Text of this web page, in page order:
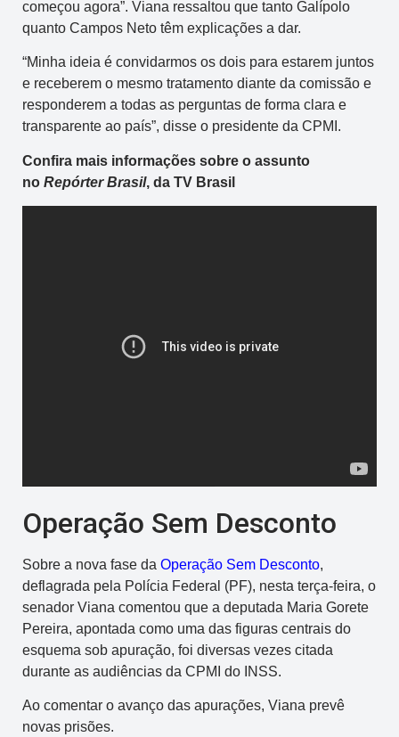
começou agora”. Viana ressaltou que tanto Galípolo
quanto Campos Neto têm explicações a dar.
“Minha ideia é convidarmos os dois para estarem juntos
e receberem o mesmo tratamento diante da comissão e
responderem a todas as perguntas de forma clara e
transparente ao país”, disse o presidente da CPMI.
Confira mais informações sobre o assunto
no Repórter Brasil, da TV Brasil
Operação Sem Desconto
Sobre a nova fase da Operação Sem Desconto,
deflagrada pela Polícia Federal (PF), nesta terça-feira, o
senador Viana comentou que a deputada Maria Gorete
Pereira, apontada como uma das figuras centrais do
esquema sob apuração, foi diversas vezes citada
durante as audiências da CPMI do INSS.
Ao comentar o avanço das apurações, Viana prevê
novas prisões.